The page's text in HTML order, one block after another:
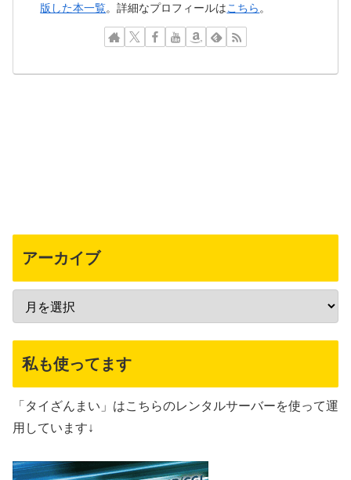
版した本一覧。詳細なプロフィールはこちら 。
アーカイブ
私も使ってます
「タイざんまい」はこちらのレンタルサーバーを使って運
用しています↓